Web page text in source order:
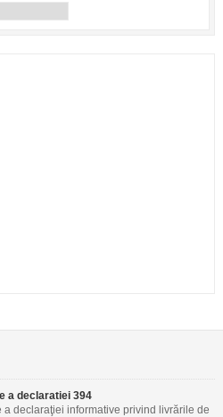
a declaratiei 394
a declaraţiei informative privind livrările de